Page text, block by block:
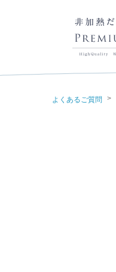
よくあるご質問 >